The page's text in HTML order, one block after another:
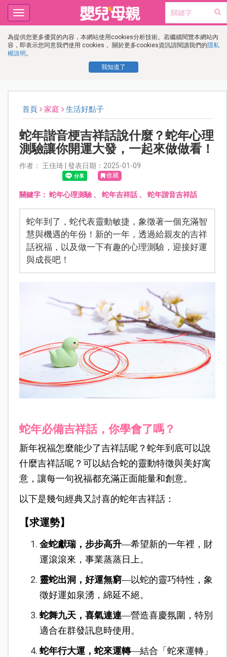
為提供您更多優質的內容，本網站使用cookies分析技術。若繼續閱覽本網站內
容，即表示您同意我們使用 cookies， 關於更多cookies資訊請閱讀我們的隱私
權說明 。
我知道了
Toggle
navigation
首頁 家庭 生活好點子
蛇年諧音梗吉祥話說什麼？蛇年心理
測驗讓你開運大發，一起來做做看！
作者： 王佳琦 | 發表日期：2025-01-09
收藏
關鍵字： 蛇年心理測驗、 蛇年吉祥話、 蛇年諧音吉祥話
蛇年到了，蛇代表靈動敏捷，象徵著一個充滿智
慧與機遇的年份！新的一年，透過給親友的吉祥
話祝福，以及做一下有趣的心理測驗，迎接好運
與成長吧！
蛇年必備吉祥話，你學會了嗎？
新年祝福怎麼能少了吉祥話呢？蛇年到底可以說
什麼吉祥話呢？可以結合蛇的靈動特徵與美好寓
意，讓每一句祝福都充滿正面能量和創意。
以下是幾句經典又討喜的蛇年吉祥話：
【求運勢】
金蛇獻瑞，步步高升—希望新的一年裡，財
運滾滾來，事業蒸蒸日上。
靈蛇出洞，好運無窮—以蛇的靈巧特性，象
徵好運如泉湧，綿延不絕。
蛇舞九天，喜氣連連—營造喜慶氛圍，特別
適合在群發訊息時使用。
蛇年行大運，蛇來運轉—結合「蛇來運轉」